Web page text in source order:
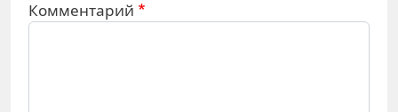
Комментарий